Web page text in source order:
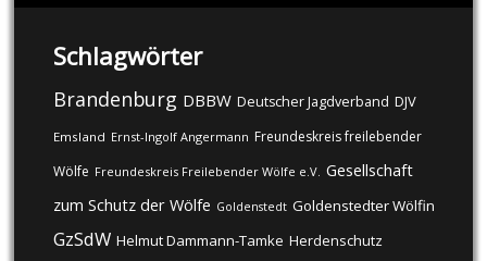
Schlagwörter
Brandenburg DBBW Deutscher Jagdverband DJV
Emsland Ernst-Ingolf Angermann Freundeskreis freilebender
Wölfe Freundeskreis Freilebender Wölfe e.V. Gesellschaft
zum Schutz der Wölfe Goldenstedt Goldenstedter Wölfin
GzSdW Helmut Dammann-Tamke Herdenschutz